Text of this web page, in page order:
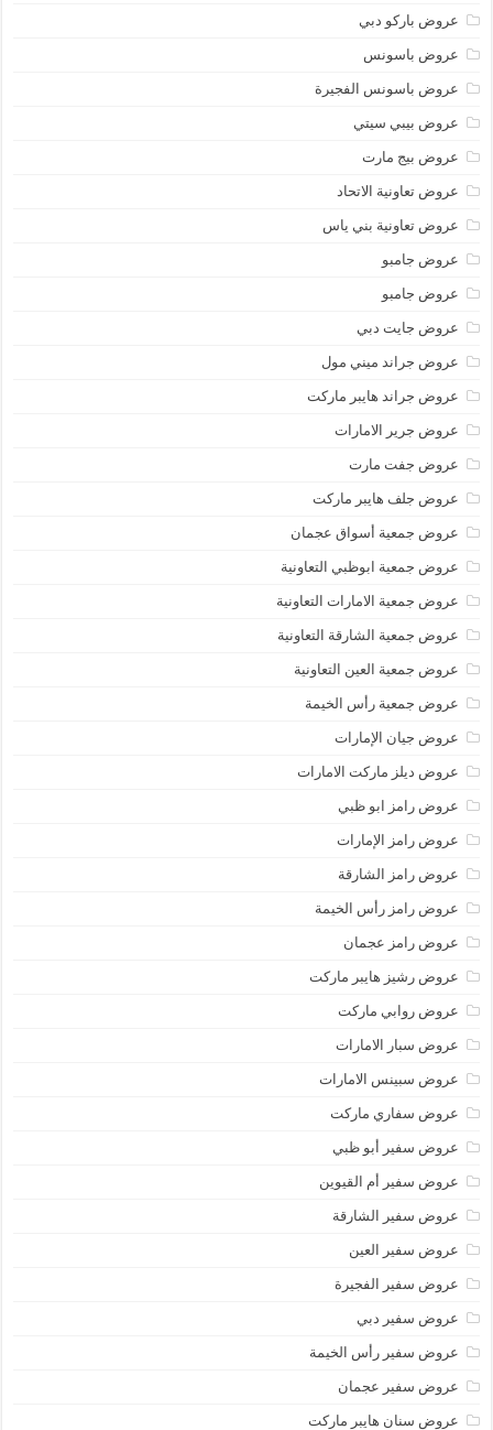
عروض باركو دبي
عروض باسونس
عروض باسونس الفجيرة
عروض بيبي سيتي
عروض بيج مارت
عروض تعاونية الاتحاد
عروض تعاونية بني ياس
عروض جامبو
عروض جامبو
عروض جايت دبي
عروض جراند ميني مول
عروض جراند هايبر ماركت
عروض جرير الامارات
عروض جفت مارت
عروض جلف هايبر ماركت
عروض جمعية أسواق عجمان
عروض جمعية ابوظبي التعاونية
عروض جمعية الامارات التعاونية
عروض جمعية الشارقة التعاونية
عروض جمعية العين التعاونية
عروض جمعية رأس الخيمة
عروض جيان الإمارات
عروض ديلز ماركت الامارات
عروض رامز ابو ظبي
عروض رامز الإمارات
عروض رامز الشارقة
عروض رامز رأس الخيمة
عروض رامز عجمان
عروض رشيز هايبر ماركت
عروض روابي ماركت
عروض سبار الامارات
عروض سبينس الامارات
عروض سفاري ماركت
عروض سفير أبو ظبي
عروض سفير أم القيوين
عروض سفير الشارقة
عروض سفير العين
عروض سفير الفجيرة
عروض سفير دبي
عروض سفير رأس الخيمة
عروض سفير عجمان
عروض سنان هايبر ماركت